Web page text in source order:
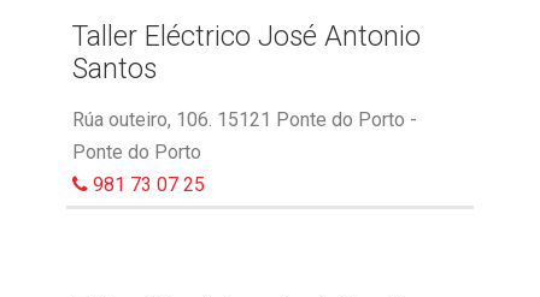
Taller Eléctrico José Antonio
Santos
Rúa outeiro, 106. 15121 Ponte do Porto -
Ponte do Porto
981 73 07 25